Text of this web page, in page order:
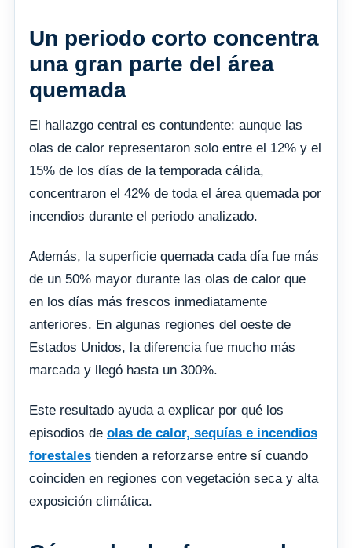
Un periodo corto concentra
una gran parte del área
quemada
El hallazgo central es contundente: aunque las
olas de calor representaron solo entre el 12% y el
15% de los días de la temporada cálida,
concentraron el 42% de toda el área quemada por
incendios durante el periodo analizado.
Además, la superficie quemada cada día fue más
de un 50% mayor durante las olas de calor que
en los días más frescos inmediatamente
anteriores. En algunas regiones del oeste de
Estados Unidos, la diferencia fue mucho más
marcada y llegó hasta un 300%.
Este resultado ayuda a explicar por qué los
episodios de olas de calor, sequías e incendios
forestales tienden a reforzarse entre sí cuando
coinciden en regiones con vegetación seca y alta
exposición climática.